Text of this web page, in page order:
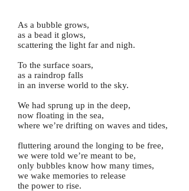
As a bubble grows,
as a bead it glows,
scattering the light far and nigh.
To the surface soars,
as a raindrop falls
in an inverse world to the sky.
We had sprung up in the deep,
now floating in the sea,
where we’re drifting on waves and tides,
fluttering around the longing to be free,
we were told we’re meant to be,
only bubbles know how many times,
we wake memories to release
the power to rise.